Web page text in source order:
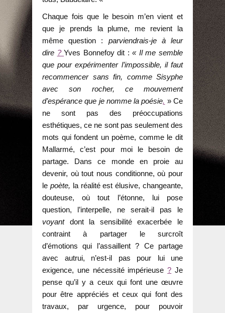
Chaque fois que le besoin m’en vient et
que je prends la plume, me revient la
même question : parviendrais-je à leur
dire ?Yves Bonnefoy dit :« Il me semble
que pour expérimenter l’impossible, il faut
recommencer sans fin, comme Sisyphe
avec son rocher, ce mouvement
d’espérance que je nomme la poésie. » Ce
ne sont pas des préoccupations
esthétiques, ce ne sont pas seulement des
mots qui fondent un poème, comme le dit
Mallarmé, c’est pour moi le besoin de
partage. Dans ce monde en proie au
devenir, où tout nous conditionne, où pour
le poète, la réalité est élusive, changeante,
douteuse, où tout l’étonne, lui pose
question, l’interpelle, ne serait-il pas le
voyantdont la sensibilité exacerbée le
contraint à partager le surcroît
d’émotions qui l’assaillent ? Ce partage
avec autrui, n’est-il pas pour lui une
exigence, une nécessité impérieuse? Je
pense qu’il y a ceux qui font une œuvre
pour être appréciés et ceux qui font des
travaux, par urgence, pour pouvoir